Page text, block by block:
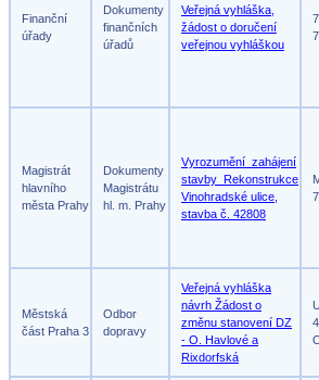
Finanční
úřady
Dokumenty
finančních
úřadů
Veřejná vyhláška,
žádost o doručení
veřejnou vyhláškou
Magistrát
hlavního
města Prahy
Dokumenty
Magistrátu
hl. m. Prahy
Vyrozumění_zahájení
stavby_Rekonstrukce
Vinohradské ulice,
stavba č. 42808
Městská
část Praha 3
Odbor
dopravy
Veřejná vyhláška
návrh Žádost o
změnu stanovení DZ
- O. Havlové a
Rixdorfská